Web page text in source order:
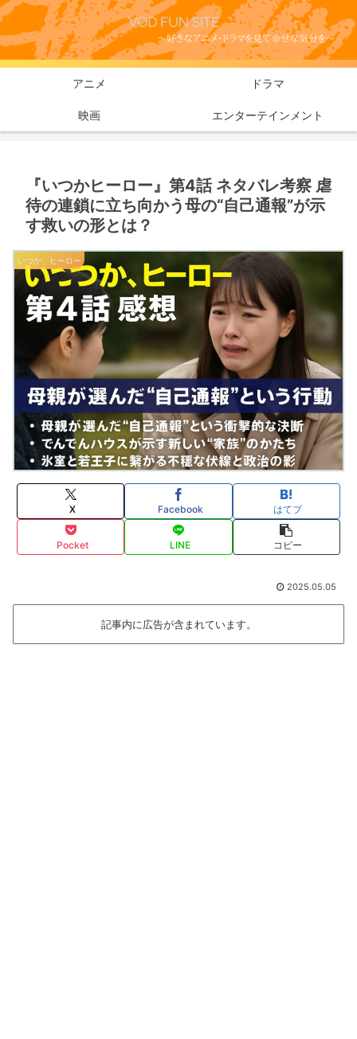
アニメ ドラマ
映画 エンターテインメント
『いつかヒーロー』第4話 ネタバレ考察 虐
待の連鎖に立ち向かう母の“自己通報”が示
す救いの形とは？
いつか、ヒーロー
X Facebook はてブ
Pocket LINE コピー
2025.05.05
記事内に広告が含まれています。